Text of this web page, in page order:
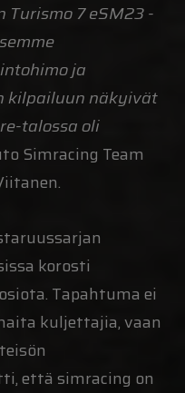
Turismo 7 eSM23 -
ja
kilpailuun näkyivät
talossa oli
Simracing Team
korosti
Tapahtuma ei
kuljettajia, vaan
että simracing on